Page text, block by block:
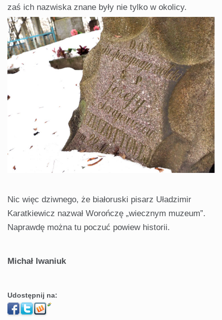
zaś ich nazwiska znane były nie tylko w okolicy.
Nic więc dziwnego, że białoruski pisarz Uładzimir
Karatkiewicz nazwał Worończę „wiecznym muzeum”.
Naprawdę można tu poczuć powiew historii.
Michał Iwaniuk
Udostępnij na: